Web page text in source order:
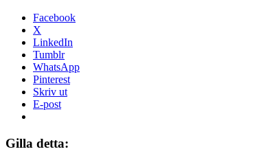
Facebook
X
LinkedIn
Tumblr
WhatsApp
Pinterest
Skriv ut
E-post
Gilla detta: